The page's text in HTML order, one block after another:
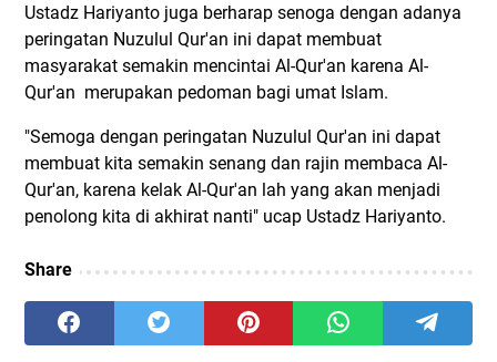
Ustadz Hariyanto juga berharap senoga dengan adanya
peringatan Nuzulul Qur'an ini dapat membuat
masyarakat semakin mencintai Al-Qur'an karena Al-
Qur'an merupakan pedoman bagi umat Islam.
"Semoga dengan peringatan Nuzulul Qur'an ini dapat
membuat kita semakin senang dan rajin membaca Al-
Qur'an, karena kelak Al-Qur'an lah yang akan menjadi
penolong kita di akhirat nanti" ucap Ustadz Hariyanto.
Share